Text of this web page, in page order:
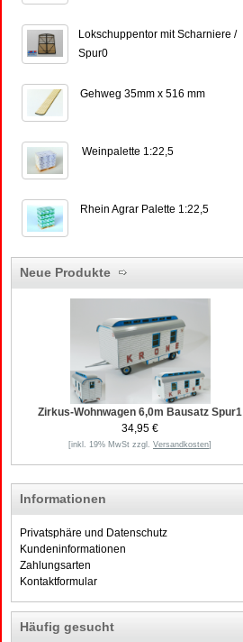
Lokschuppentor mit Scharniere /
Spur0
Gehweg 35mm x 516 mm
Weinpalette 1:22,5
Rhein Agrar Palette 1:22,5
Neue Produkte
Zirkus-Wohnwagen 6,0m Bausatz Spur1
34,95 €
[inkl. 19% MwSt zzgl. Versandkosten]
Informationen
Privatsphäre und Datenschutz
Kundeninformationen
Zahlungsarten
Kontaktformular
Häufig gesucht